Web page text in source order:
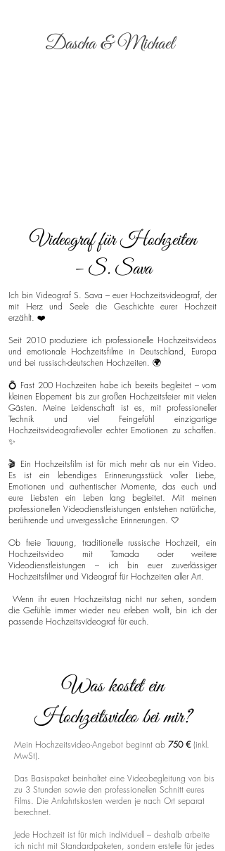
Dascha & Michael
Videograf für Hochzeiten
– S. Sava
Ich bin Videograf S. Sava – euer Hochzeitsvideograf, der
mit Herz und Seele die Geschichte eurer Hochzeit
erzählt. ❤️
Seit 2010 produziere ich professionelle Hochzeitsvideos
und emotionale Hochzeitsfilme in Deutschland, Europa
und bei russisch-deutschen Hochzeiten. 🌍
💍 Fast 200 Hochzeiten habe ich bereits begleitet – vom
kleinen Elopement bis zur großen Hochzeitsfeier mit vielen
Gästen. Meine Leidenschaft ist es, mit professioneller
Technik und viel Feingefühl einzigartige
Hochzeitsvideografievoller echter Emotionen zu schaffen.
✨
🎬 Ein Hochzeitsfilm ist für mich mehr als nur ein Video.
Es ist ein lebendiges Erinnerungsstück voller Liebe,
Emotionen und authentischer Momente, das euch und
eure Liebsten ein Leben lang begleitet. Mit meinen
professionellen Videodienstleistungen entstehen natürliche,
berührende und unvergessliche Erinnerungen. 🤍
Ob freie Trauung, traditionelle russische Hochzeit, ein
Hochzeitsvideo mit Tamada oder weitere
Videodienstleistungen – ich bin euer zuverlässiger
Hochzeitsfilmer und Videograf für Hochzeiten aller Art.
Wenn ihr euren Hochzeitstag nicht nur sehen, sondern
die Gefühle immer wieder neu erleben wollt, bin ich der
passende Hochzeitsvideograf für euch.
Was kostet ein
Hochzeitsvideo bei mir?
Mein Hochzeitsvideo-Angebot beginnt ab 750 € (inkl.
MwSt).
Das Basispaket beinhaltet eine Videobegleitung von bis
zu 3 Stunden sowie den professionellen Schnitt eures
Films. Die Anfahrtskosten werden je nach Ort separat
berechnet.
Jede Hochzeit ist für mich individuell – deshalb arbeite
ich nicht mit Standardpaketen, sondern erstelle für jedes